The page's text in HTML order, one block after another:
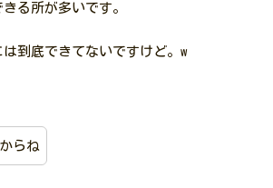
る所が多いです。
到底できてないですけど。w
らね